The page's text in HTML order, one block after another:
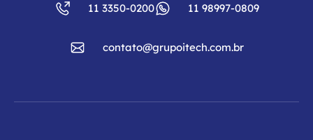
11 3350-0200 11 98997-0809
contato@grupoitech.com.br